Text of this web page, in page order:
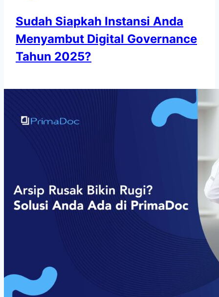
Sudah Siapkah Instansi Anda
Menyambut Digital Governance
Tahun 2025?